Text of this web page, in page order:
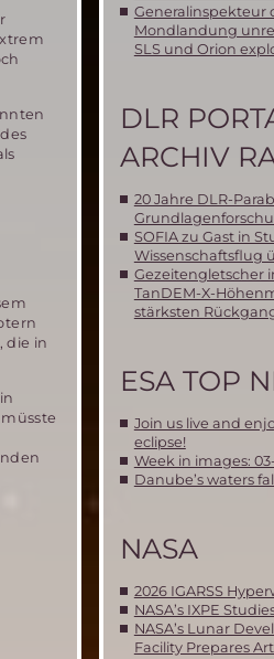
die in
Generalinspekteur
Mondlandung
SLS und Orion
DLR
ARCHIV
20 Jahre DLR-
SOFIA zu Gast in
Wissenschaftsflug
Gezeitengletscher
TanDEM-X-
stärksten
ESA TOP
Join us live and
eclipse!
Week in images:
Danube’s waters
NASA
2026 IGARSS
NASA’s IXPE
NASA’s Lunar
Facility Prepares